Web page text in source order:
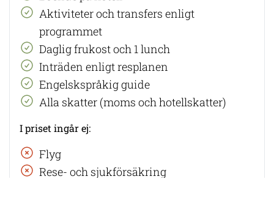
Aktiviteter och transfers enligt
programmet
Daglig frukost och 1 lunch
Inträden enligt resplanen
Engelskspråkig guide
Alla skatter (moms och hotellskatter)
I priset ingår ej:
Flyg
Rese- och sjukförsäkring